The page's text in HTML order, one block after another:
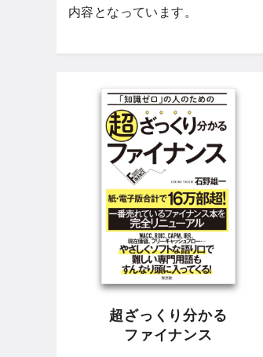
内容となっています。
超ざっくり分かる
ファイナンス